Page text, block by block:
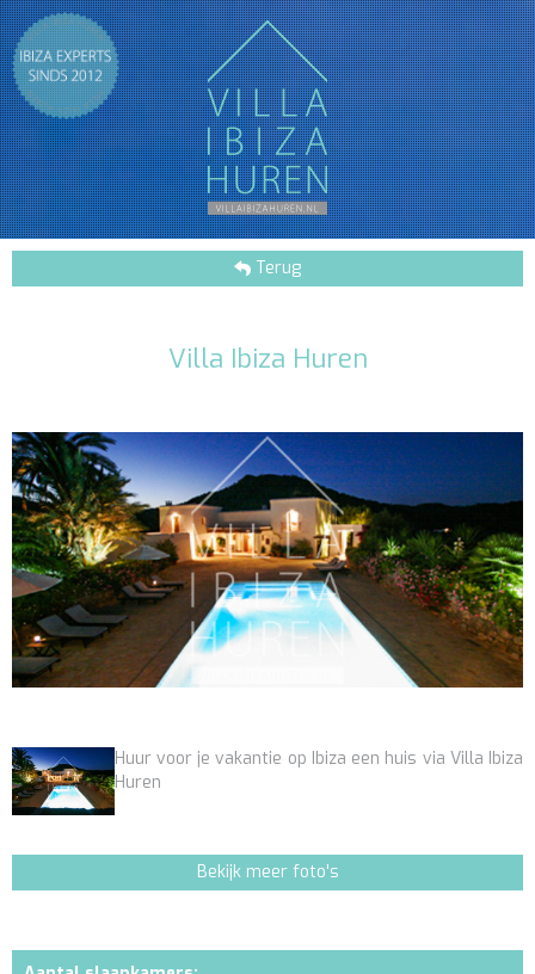
Terug
Villa Ibiza Huren
Huur voor je vakantie op Ibiza een huis via Villa Ibiza
Huren
Bekijk meer foto's